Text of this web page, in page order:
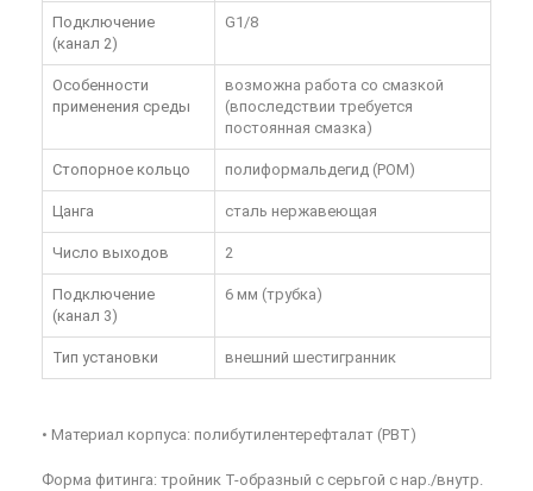
Подключение
(канал 2)
G1/8
Особенности
применения среды
возможна работа со смазкой
(впоследствии требуется
постоянная смазка)
Стопорное кольцо полиформальдегид (POM)
Цанга сталь нержавеющая
Число выходов 2
Подключение
(канал 3)
6 мм (трубка)
Тип установки внешний шестигранник
• Материал корпуса: полибутилентерефталат (PBT)
Форма фитинга: тройник T-образный с серьгой с нар./внутр.